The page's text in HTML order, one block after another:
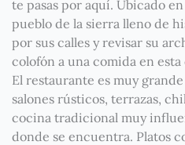
te pasas por aquí. Ubicado
pueblo de la sierra lleno de
por sus calles y revisar su
colofón a una comida en esta
El restaurante es muy
salones rústicos, terrazas,
cocina tradicional muy
donde se encuentra. Platos